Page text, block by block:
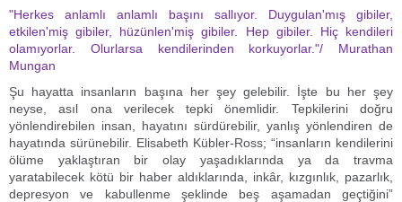
"Herkes anlamlı anlamlı başını sallıyor. Duygulan'mış gibiler,
etkilen'miş gibiler, hüzünlen'miş gibiler. Hep gibiler. Hiç kendileri
olamıyorlar. Olurlarsa kendilerinden korkuyorlar."/ Murathan
Mungan
Şu hayatta insanların başına her şey gelebilir. İşte bu her şey
neyse, asıl ona verilecek tepki önemlidir. Tepkilerini doğru
yönlendirebilen insan, hayatını sürdürebilir, yanlış yönlendiren de
hayatında sürünebilir. Elisabeth Kübler-Ross; “insanların kendilerini
ölüme yaklaştıran bir olay yaşadıklarında ya da travma
yaratabilecek kötü bir haber aldıklarında, inkâr, kızgınlık, pazarlık,
depresyon ve kabullenme şeklinde beş aşamadan geçtiğini”